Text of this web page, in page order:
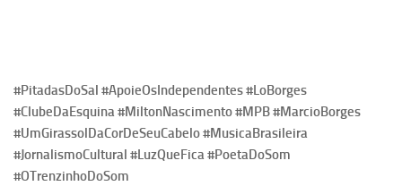
#PitadasDoSal #ApoieOsIndependentes #LoBorges
#ClubeDaEsquina #MiltonNascimento #MPB #MarcioBorges
#UmGirassolDaCorDeSeuCabelo #MusicaBrasileira
#JornalismoCultural #LuzQueFica #PoetaDoSom
#OTrenzinhoDoSom